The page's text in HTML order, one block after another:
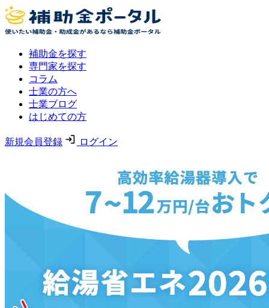
補助金を探す
専門家を探す
コラム
士業の方へ
士業ブログ
はじめての方
新規会員登録 ログイン